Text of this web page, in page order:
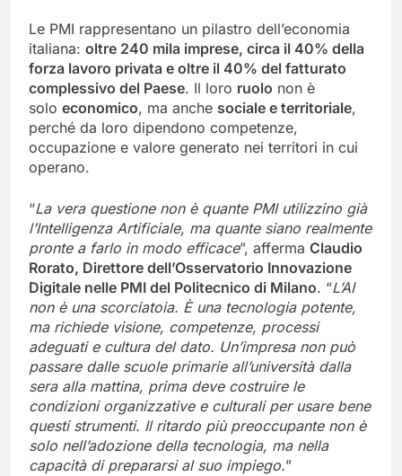
Le PMI rappresentano un pilastro dell’economia
italiana: oltre 240 mila imprese, circa il 40% della
forza lavoro privata e oltre il 40% del fatturato
complessivo del Paese. Il loro ruolo non è
solo economico, ma anche sociale e territoriale,
perché da loro dipendono competenze,
occupazione e valore generato nei territori in cui
operano.
“La vera questione non è quante PMI utilizzino già
l’Intelligenza Artificiale, ma quante siano realmente
pronte a farlo in modo efficace”, afferma Claudio
Rorato, Direttore dell’Osservatorio Innovazione
Digitale nelle PMI del Politecnico di Milano. “L’AI
non è una scorciatoia. È una tecnologia potente,
ma richiede visione, competenze, processi
adeguati e cultura del dato. Un’impresa non può
passare dalle scuole primarie all’università dalla
sera alla mattina, prima deve costruire le
condizioni organizzative e culturali per usare bene
questi strumenti. Il ritardo più preoccupante non è
solo nell’adozione della tecnologia, ma nella
capacità di prepararsi al suo impiego.”